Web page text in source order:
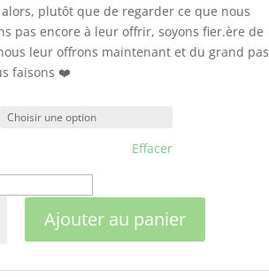
plutôt que de regarder ce que nous
pas encore à leur offrir, soyons fier.ère de
leur offrons maintenant et du grand pas
faisons ❤️
Effacer
Ajouter au panier